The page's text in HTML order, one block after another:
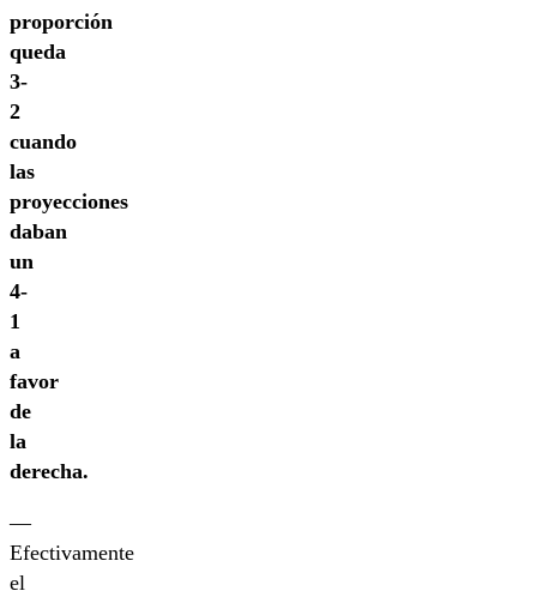
proporción
queda
3-
2
cuando
las
proyecciones
daban
un
4-
1
a
favor
de
la
derecha.
—
Efectivamente
el